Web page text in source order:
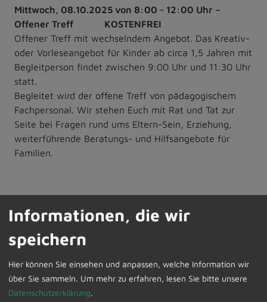
Mittwoch, 08.10.2025 von 8:00 - 12:00 Uhr –
Offener Treff KOSTENFREI
Offener Treff mit wechselndem Angebot. Das Kreativ-
oder Vorleseangebot für Kinder ab circa 1,5 Jahren mit
Begleitperson findet zwischen 9:00 Uhr und 11:30 Uhr
statt.
Begleitet wird der offene Treff von pädagogischem
Fachpersonal. Wir stehen Euch mit Rat und Tat zur
Seite bei Fragen rund ums Eltern-Sein, Erziehung,
weiterführende Beratungs- und Hilfsangebote für
Familien.
Samstag, 11.10.2025 von 10:00 – 13:00 Uhr –
Kleidertausch und Naturmode-Flohmarkt
Ein Kleidertausch für Erwachsene findet am 11.10. bei
erhaltenen Schätze mit und findet neue Lieblingsteile.
Nachhaltig, kreativ und mit viel Freude am Tauschen!
Auch ein Naturmode-Flohmarkt findet bei genügend
Informationen, die wir
speichern
Hier können Sie einsehen und anpassen, welche Information wir
über Sie sammeln. Um mehr zu erfahren, lesen Sie bitte unsere
Datenschutzerklärung.